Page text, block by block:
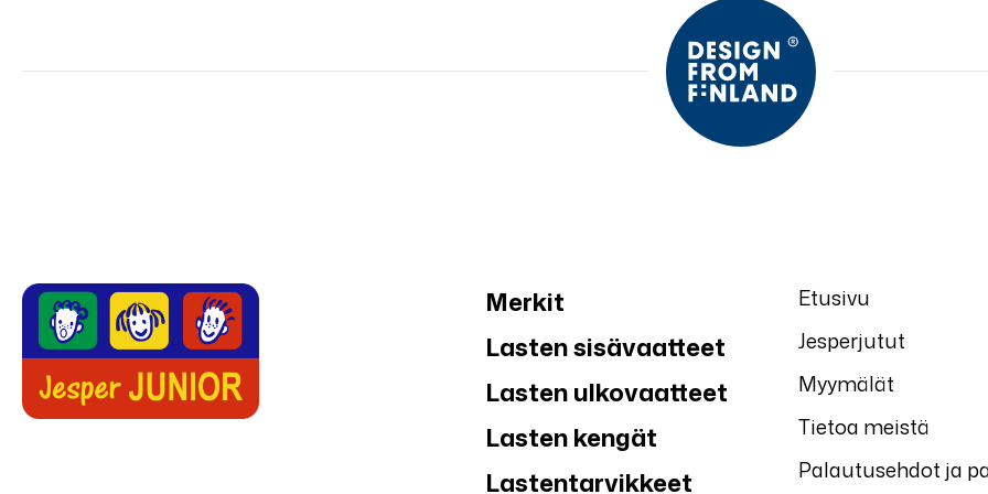
Merkit
Lasten sisävaatteet
Lasten ulkovaatteet
Lasten kengät
Lastentarvikkeet
Etusivu
Jesperjutut
Myymälät
Tietoa meistä
Palautusehdot ja